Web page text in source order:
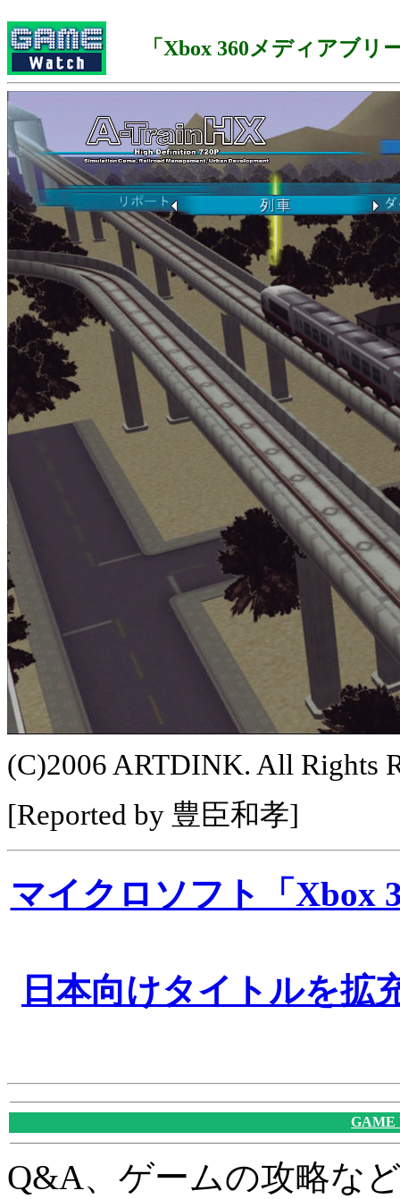
「Xbox 360メディアブリ
(C)2006 ARTDINK. All Rights
[Reported by 豊臣和孝]
マイクロソフト「Xbox
日本向けタイトルを拡
GAME
Q&A、ゲームの攻略な